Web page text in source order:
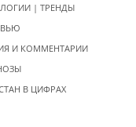
| ТРЕНДЫ
И КОММЕНТАРИИ
В ЦИФРАХ